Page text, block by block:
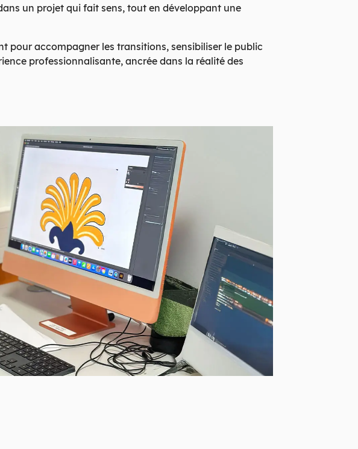
un projet qui fait sens, tout en développant une
accompagner les transitions, sensibiliser le public
professionnalisante, ancrée dans la réalité des